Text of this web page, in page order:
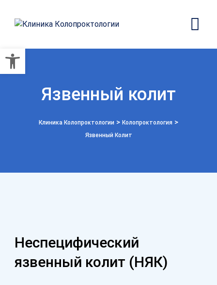
Язвенный колит
Клиника Колопроктологии > Колопроктология >
Язвенный Колит
Неспецифический
язвенный колит (НЯК)
Открыть панель